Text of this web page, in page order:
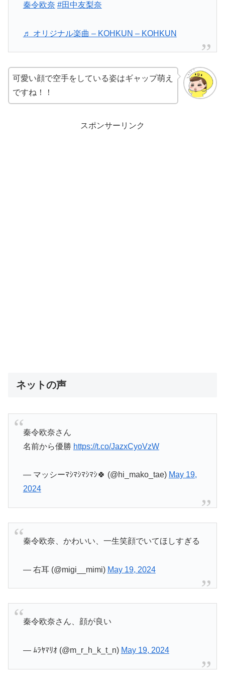
秦令欧奈 #田中友梨奈
♬ オリジナル楽曲 – KOHKUN – KOHKUN
可愛い顔で空手をしている姿はギャップ萌え
ですね！！
スポンサーリンク
ネットの声
秦令欧奈さん
名前から優勝 https://t.co/JazxCyoVzW
— マッシーﾏｼﾏｼﾏｼﾏｼ🍀 (@hi_mako_tae) May 19,
2024
秦令欧奈、かわいい、一生笑顔でいてほしすぎる
— 右耳 (@migi__mimi) May 19, 2024
秦令欧奈さん、顔が良い
— ﾑﾗﾔﾏﾘｵ (@m_r_h_k_t_n) May 19, 2024